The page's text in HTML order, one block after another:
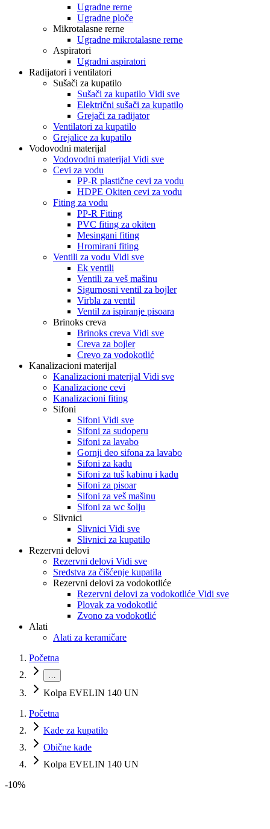
Ugradne rerne
Ugradne ploče
Mikrotalasne rerne
Ugradne mikrotalasne rerne
Aspiratori
Ugradni aspiratori
Radijatori i ventilatori
Sušači za kupatilo
Sušači za kupatilo Vidi sve
Električni sušači za kupatilo
Grejači za radijator
Ventilatori za kupatilo
Grejalice za kupatilo
Vodovodni materijal
Vodovodni materijal Vidi sve
Cevi za vodu
PP-R plastične cevi za vodu
HDPE Okiten cevi za vodu
Fiting za vodu
PP-R Fiting
PVC fiting za okiten
Mesingani fiting
Hromirani fiting
Ventili za vodu Vidi sve
Ek ventili
Ventili za veš mašinu
Sigurnosni ventil za bojler
Virbla za ventil
Ventil za ispiranje pisoara
Brinoks creva
Brinoks creva Vidi sve
Creva za bojler
Crevo za vodokotlić
Kanalizacioni materijal
Kanalizacioni materijal Vidi sve
Kanalizacione cevi
Kanalizacioni fiting
Sifoni
Sifoni Vidi sve
Sifoni za sudoperu
Sifoni za lavabo
Gornji deo sifona za lavabo
Sifoni za kadu
Sifoni za tuš kabinu i kadu
Sifoni za pisoar
Sifoni za veš mašinu
Sifoni za wc šolju
Slivnici
Slivnici Vidi sve
Slivnici za kupatilo
Rezervni delovi
Rezervni delovi Vidi sve
Sredstva za čišćenje kupatila
Rezervni delovi za vodokotliće
Rezervni delovi za vodokotliće Vidi sve
Plovak za vodokotlić
Zvono za vodokotlić
Alati
Alati za keramičare
Početna
…
Kolpa EVELIN 140 UN
Početna
Kade za kupatilo
Obične kade
Kolpa EVELIN 140 UN
-10%